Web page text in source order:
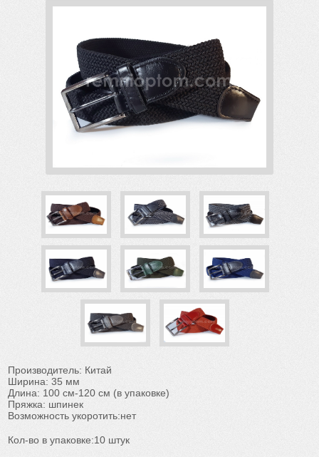
Производитель: Китай
Ширина: 35 мм
Длина: 100 см-120 см (в упаковке)
Пряжка: шпинек
Возможность укоротить:нет
Кол-во в упаковке:10 штук